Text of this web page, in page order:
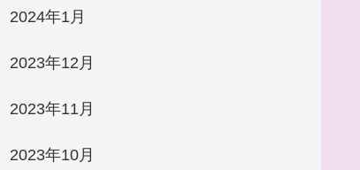
2024年1月
2023年12月
2023年11月
2023年10月